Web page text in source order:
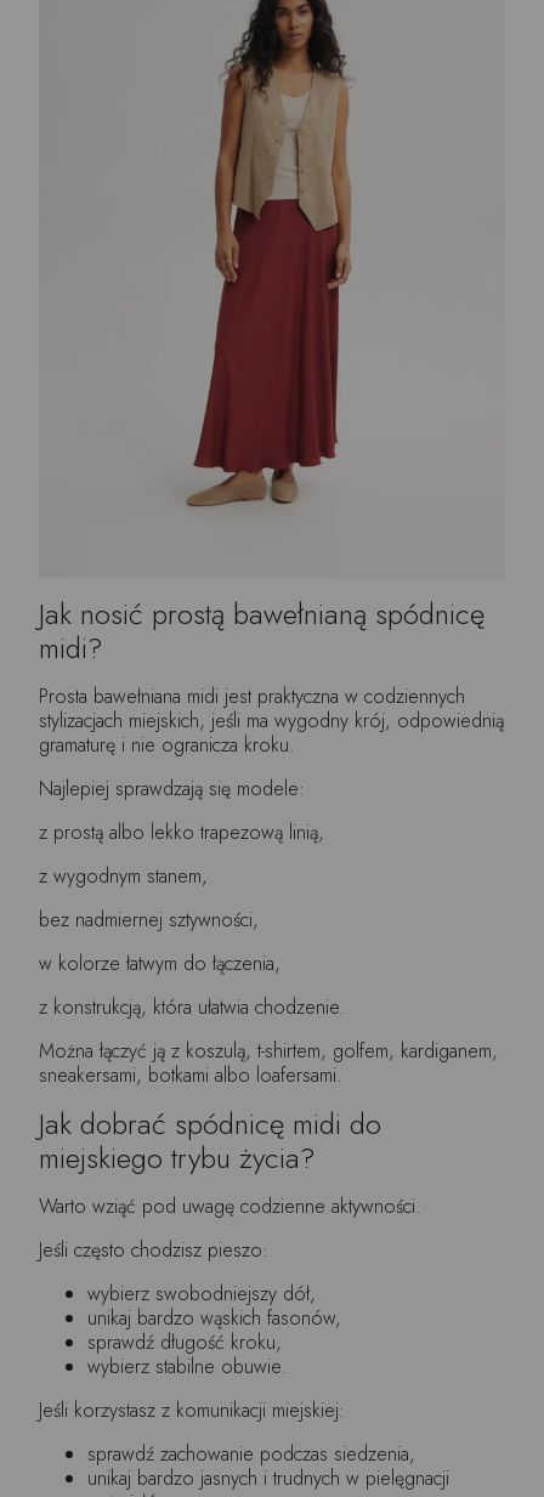
Jak nosić prostą bawełnianą spódnicę
midi?
Prosta bawełniana midi jest praktyczna w codziennych
stylizacjach miejskich, jeśli ma wygodny krój, odpowiednią
gramaturę i nie ogranicza kroku.
Najlepiej sprawdzają się modele:
z prostą albo lekko trapezową linią,
z wygodnym stanem,
bez nadmiernej sztywności,
w kolorze łatwym do łączenia,
z konstrukcją, która ułatwia chodzenie.
Można łączyć ją z koszulą, t-shirtem, golfem, kardiganem,
sneakersami, botkami albo loafersami.
Jak dobrać spódnicę midi do
miejskiego trybu życia?
Warto wziąć pod uwagę codzienne aktywności.
Jeśli często chodzisz pieszo:
wybierz swobodniejszy dół,
unikaj bardzo wąskich fasonów,
sprawdź długość kroku,
wybierz stabilne obuwie.
Jeśli korzystasz z komunikacji miejskiej:
sprawdź zachowanie podczas siedzenia,
unikaj bardzo jasnych i trudnych w pielęgnacji